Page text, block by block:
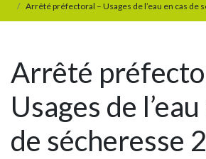
Arrêté préfectoral – Usages de l’eau en cas de
Arrêté
Usages de
de sécheresse